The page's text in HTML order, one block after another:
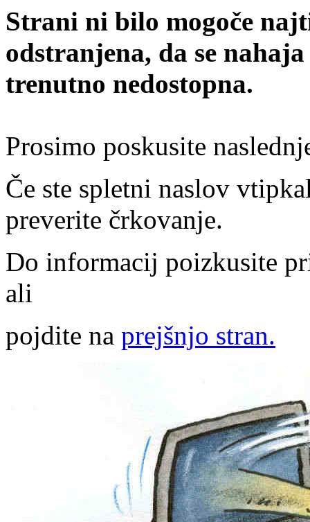
Strani ni bilo mogoče
odstranjena, da se
trenutno nedostopna.
Prosimo poskusite
Če ste spletni naslov
preverite črkovanje.
Do informacij poizkusite
ali
pojdite na prejšnjo stran.